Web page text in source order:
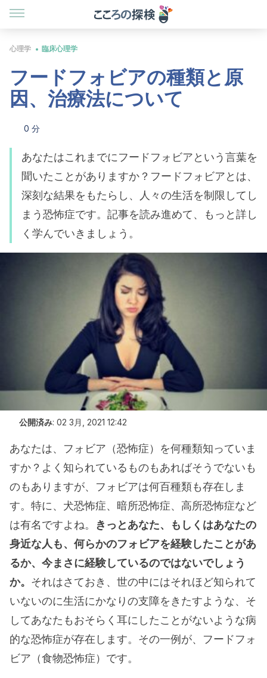
心理学 臨床心理学
フードフォビアの種類と原
因、治療法について
0 分
あなたはこれまでにフードフォビアという言葉を
聞いたことがありますか？フードフォビアとは、
深刻な結果をもたらし、人々の生活を制限してし
まう恐怖症です。記事を読み進めて、もっと詳し
く学んでいきましょう。
公開済み: 02 3月, 2021 12:42
あなたは、フォビア（恐怖症）を何種類知っていま
すか？よく知られているものもあればそうでないも
のもありますが、フォビアは何百種類も存在しま
す。特に、犬恐怖症、暗所恐怖症、高所恐怖症など
は有名ですよね。 きっとあなた、もしくはあなたの
身近な人も、何らかのフォビアを経験したことがあ
るか、今まさに経験しているのではないでしょう
か。 それはさておき、世の中にはそれほど知られて
いないのに生活にかなりの支障をきたすような、そ
してあなたもおそらく耳にしたことがないような病
的な恐怖症が存在します。その一例が、フードフォ
ビア（食物恐怖症）です。